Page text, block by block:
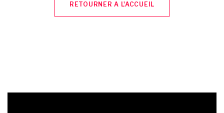
RETOURNER A L'ACCUEIL